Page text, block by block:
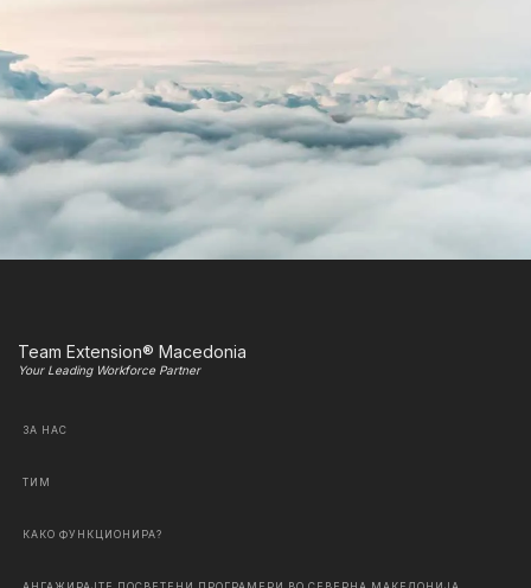
Team Extension® Macedonia
Your Leading Workforce Partner
ЗА НАС
ТИМ
КАКО ФУНКЦИОНИРА?